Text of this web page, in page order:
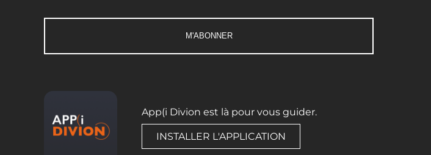
App(i Divion est là pour vous guider.
INSTALLER L'APPLICATION